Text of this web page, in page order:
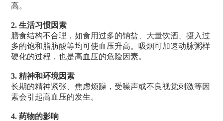
高。
2. 生活习惯因素
膳食结构不合理，如食用过多的钠盐、大量饮酒、摄入过
多的饱和脂肪酸等均可使血压升高。吸烟可加速动脉粥样
硬化的过程，也是高血压的危险因素。
3. 精神和环境因素
长期的精神紧张、焦虑烦躁，受噪声或不良视觉刺激等因
素会引起高血压的发生。
4. 药物的影响